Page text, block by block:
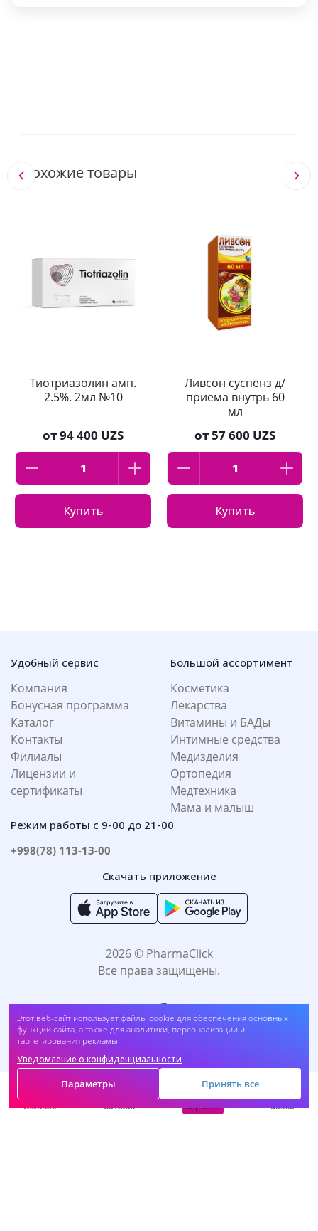
Этот веб-сайт использует файлы cookie для обеспечения основных
функций сайта, а также для аналитики, персонализации и
таргетирования рекламы.
Уведомление о конфиденциальности
Параметры Принять все
Похожие товары
Тиотриазолин амп.
2.5%. 2мл №10
от94 400 UZS
Купить
Ливсон суспенз д/
приема внутрь 60
мл
от57 600 UZS
Купить
Удобный сервис
Компания
Бонусная программа
Каталог
Контакты
Филиалы
Лицензии и
сертификаты
Большой ассортимент
Косметика
Лекарства
Витамины и БАДы
Интимные средства
Медизделия
Ортопедия
Медтехника
Мама и малыш
Режим работы с 9-00 до 21-00
+998(78) 113-13-00
Скачать приложение
2026 © PharmaClick
Все права защищены.
Принимаем к оплате:
Главная Каталог Корзина Меню